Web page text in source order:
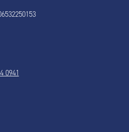
0941